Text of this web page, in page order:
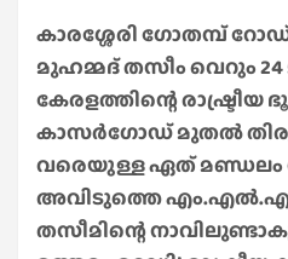
കാരശ്ശേരി ഗോതമ്പ്
മുഹമ്മദ് തസീം വെറും
കേരളത്തിന്റെ രാഷ്ട്രീയ
കാസർഗോഡ് മുതൽ
വരെയുള്ള ഏത് മണ്ഡലം
അവിടുത്തെ
തസീമിന്റെ